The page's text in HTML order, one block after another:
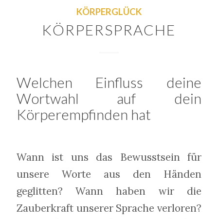
KÖRPERGLÜCK
KÖRPERSPRACHE
Welchen Einfluss deine
Wortwahl auf dein
Körperempfinden hat
Wann ist uns das Bewusstsein für
unsere Worte aus den Händen
geglitten? Wann haben wir die
Zauberkraft unserer Sprache verloren?